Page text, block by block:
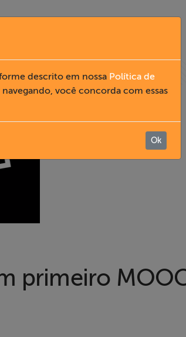
primeiro
descrito em nossa Política de
navegando, você concorda com essas
Ok